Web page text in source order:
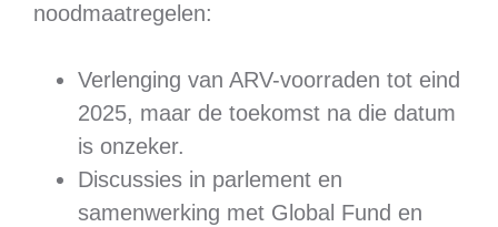
noodmaatregelen:
Verlenging van ARV-voorraden tot eind
2025, maar de toekomst na die datum
is onzeker.
Discussies in parlement en
samenwerking met Global Fund en